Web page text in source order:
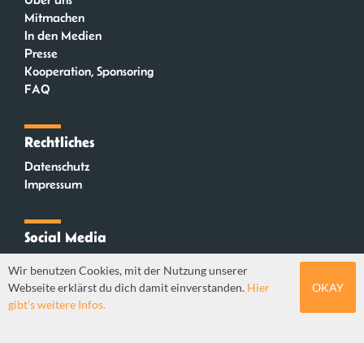
Mitmachen
In den Medien
Presse
Kooperation, Sponsoring
FAQ
Rechtliches
Datenschutz
Impressum
Social Media
Mastodon
Wir benutzen Cookies, mit der Nutzung unserer
Webseite erklärst du dich damit einverstanden. Hier
gibt's weitere Infos.
OKAY